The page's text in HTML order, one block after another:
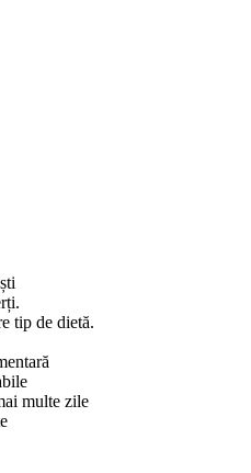
tip de dietă.
multe zile